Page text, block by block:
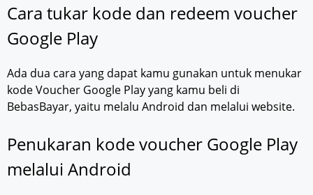
Cara tukar kode dan redeem voucher
Google Play
Ada dua cara yang dapat kamu gunakan untuk menukar
kode Voucher Google Play yang kamu beli di
BebasBayar, yaitu melalu Android dan melalui website.
Penukaran kode voucher Google Play
melalui Android